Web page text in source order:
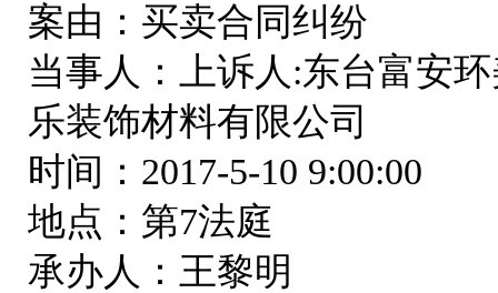
案由：买卖合同纠纷
当事人：上诉人:东台富安
乐装饰材料有限公司
时间：2017-5-10 9:00:00
地点：第7法庭
承办人：王黎明